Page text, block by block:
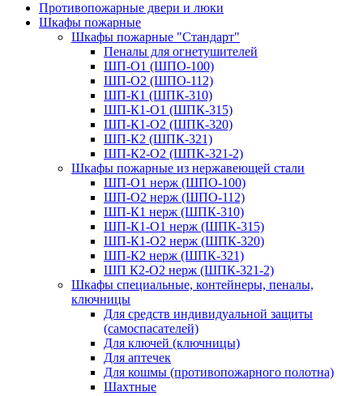
Противопожарные двери и люки
Шкафы пожарные
Шкафы пожарные "Стандарт"
Пеналы для огнетушителей
ШП-О1 (ШПО-100)
ШП-О2 (ШПО-112)
ШП-К1 (ШПК-310)
ШП-К1-О1 (ШПК-315)
ШП-К1-О2 (ШПК-320)
ШП-К2 (ШПК-321)
ШП-К2-О2 (ШПК-321-2)
Шкафы пожарные из нержавеющей стали
ШП-О1 нерж (ШПО-100)
ШП-О2 нерж (ШПО-112)
ШП-К1 нерж (ШПК-310)
ШП-К1-О1 нерж (ШПК-315)
ШП-К1-О2 нерж (ШПК-320)
ШП-К2 нерж (ШПК-321)
ШП К2-О2 нерж (ШПК-321-2)
Шкафы специальные, контейнеры, пеналы,
ключницы
Для средств индивидуальной защиты
(самоспасателей)
Для ключей (ключницы)
Для аптечек
Для кошмы (противопожарного полотна)
Шахтные